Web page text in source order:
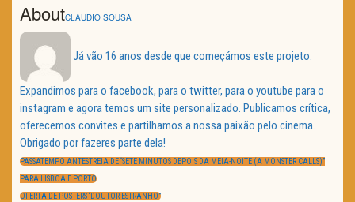
AboutCLAUDIO SOUSA
Já vão 16 anos desde que começámos este projeto.
Expandimos para o facebook, para o twitter, para o youtube para o
instagram e agora temos um site personalizado. Publicamos crítica,
oferecemos convites e partilhamos a nossa paixão pelo cinema.
Obrigado por fazeres parte dela!
Navegação
de
artigos
PREVIOUS
PASSATEMPO ANTESTREIA DE “SETE MINUTOS DEPOIS DA MEIA-NOITE (A MONSTER CALLS)”
PARA LISBOA E PORTO
NEXT
OFERTA DE POSTERS “DOUTOR ESTRANHO”